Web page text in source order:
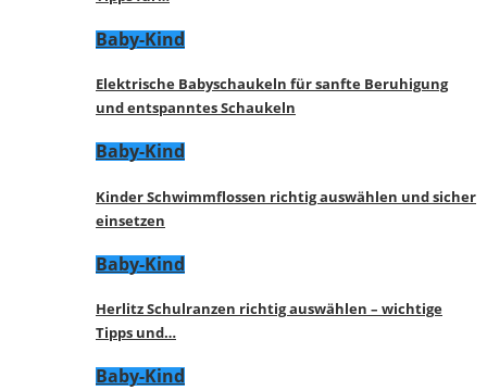
Baby-Kind
Elektrische Babyschaukeln für sanfte Beruhigung
und entspanntes Schaukeln
Baby-Kind
Kinder Schwimmflossen richtig auswählen und sicher
einsetzen
Baby-Kind
Herlitz Schulranzen richtig auswählen – wichtige
Tipps und…
Baby-Kind